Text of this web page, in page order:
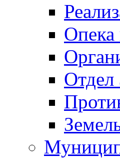
Опека